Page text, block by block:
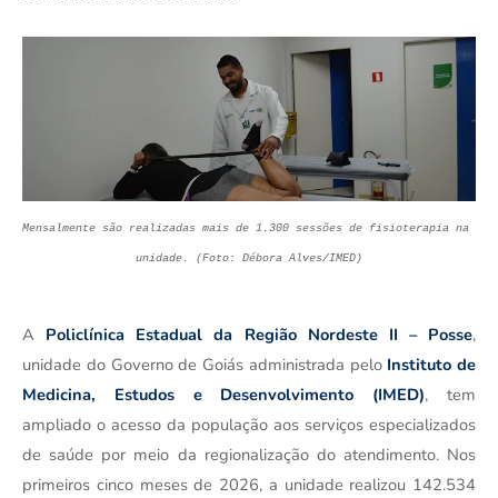
Mensalmente são realizadas mais de 1.300 sessões de fisioterapia na
unidade. (Foto: Débora Alves/IMED)
A Policlínica Estadual da Região Nordeste II – Posse,
unidade do Governo de Goiás administrada pelo Instituto de
Medicina, Estudos e Desenvolvimento (IMED), tem
ampliado o acesso da população aos serviços especializados
de saúde por meio da regionalização do atendimento. Nos
primeiros cinco meses de 2026, a unidade realizou 142.534